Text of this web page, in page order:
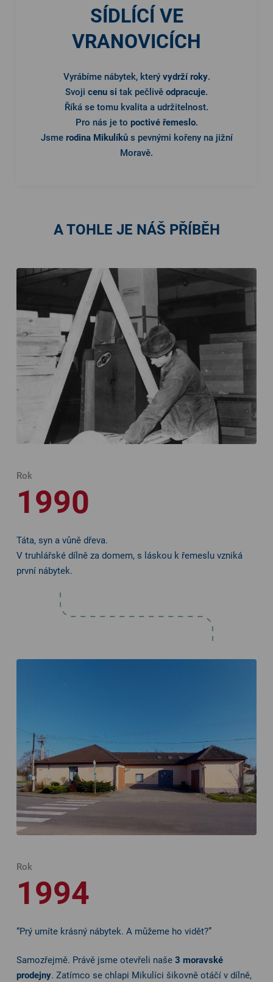
SÍDLÍCÍ VE
VRANOVICÍCH
Vyrábíme nábytek, který vydrží roky.
Svoji cenu si tak pečlivě odpracuje.
Říká se tomu kvalita a udržitelnost.
Pro nás je to poctivé řemeslo.
Jsme rodina Mikulíkůs pevnými kořeny na jižní
Moravě.
A TOHLE JE NÁŠ PŘÍBĚH
Rok
1990
Táta, syn a vůně dřeva.
V truhlářské dílně za domem, s láskou k řemeslu vzniká
první nábytek.
Rok
1994
“Prý umíte krásný nábytek. A můžeme ho vidět?”
Samozřejmě. Právě jsme otevřeli naše 3 moravské
prodejny. Zatímco se chlapi Mikulíci šikovně otáčí v dílně,